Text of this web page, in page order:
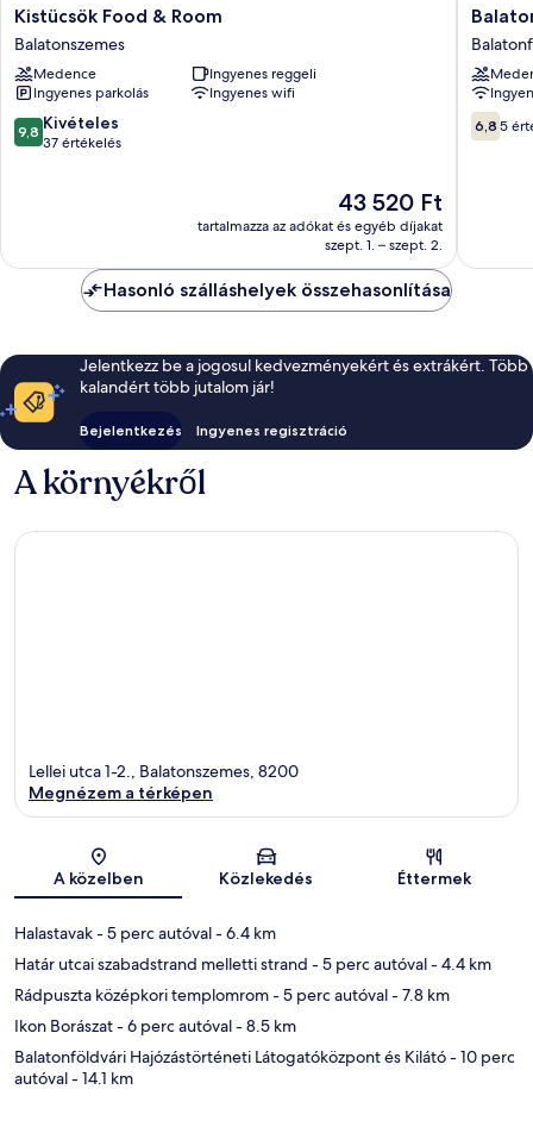
Kistücsök
Food
&
Room
Balatonszemes
Kistücsök Food & Room
Balatonszemes
Medence
Ingyenes reggeli
Ingyenes parkolás
Ingyenes wifi
9.8
ennyiből:
9,8 Kivételes
37 értékelés
Az
ár
43 520 Ft
43 520 Ft
tartalmazza az adókat és egyéb díjakat
szept. 1. – szept. 2.
Füred
6.8
6,8 5
Hasonló szálláshelyek összehasonlítása
Jelentkezz be a jogosul kedvezményekért és extrákért. Több
kalandért több jutalom jár!
Bejelentkezés Ingyenes regisztráció
A környékről
Térkép
Lellei utca 1-2., Balatonszemes, 8200
Megnézem a térképen
A közelben Közlekedés Éttermek
Halastavak- 5 perc autóval- 6.4 km
Határ utcai szabadstrand melletti strand - 5 perc autóval- 4.4 km
Rádpuszta középkori templomrom- 5 perc autóval- 7.8 km
Ikon Borászat- 6 perc autóval- 8.5 km
Balatonföldvári Hajózástörténeti Látogatóközpont és Kilátó- 10 perc
autóval- 14.1 km